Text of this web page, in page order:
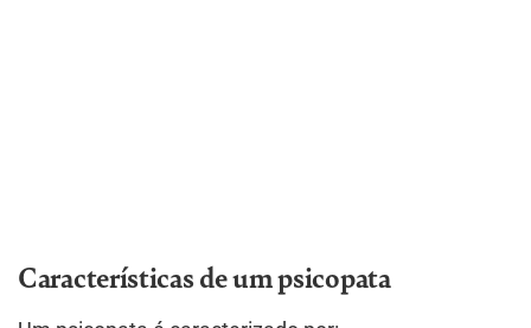
Características de um psicopata